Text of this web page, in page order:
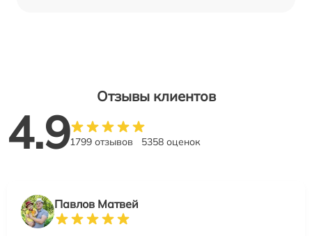
Отзывы клиентов
4.91799 отзывов 5358 оценок
Павлов Матвей